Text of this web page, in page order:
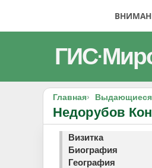
ГИС·
Главная Выдающиеся
Недорубов
Визитка
Биография
География